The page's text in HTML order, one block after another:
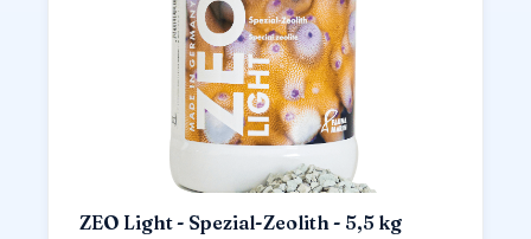
ZEO Light - Spezial-Zeolith - 5,5 kg